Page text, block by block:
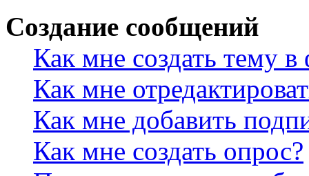
Создание сообщений
Как мне создать тему
Как мне
Как мне добавить
Как мне создать опрос?